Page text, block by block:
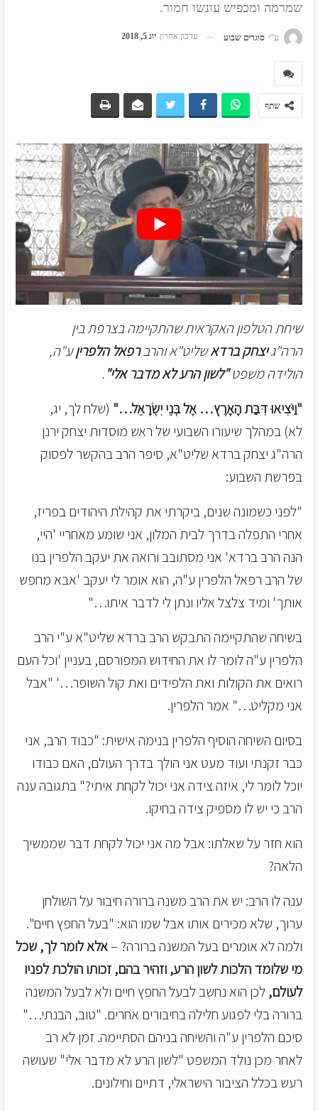
שמרמה ומכפיש עונשו חמור.
ע"י סוגרים שבוע עדכון אחרון יונ 5, 2018
שתף
שיחת הטלפון האקראית שהתקיימה בצרפת בין
הרה"גיצחק ברדאשליט"א והרברפאל הלפריןע"ה,
הולידה משפט"לשון הרע לא מדבר אלי".
"וַיֹּצִיאוּ דִּבַּת הָאָרֶץ… אֶל בְּנֵי יִשְׂרָאֵל…" (שלח לך, יג,
לא) במהלך שיעורו השבועי של ראש מוסדות יצחק ירנן
הרה"ג יצחק ברדא שליט"א, סיפר הרב בהקשר לפסוק
בפרשת השבוע:
"לפני כשמונה שנים, ביקרתי את קהילת היהודים בפריז,
אחרי התפלה בדרך לבית המלון, אני שומע מאחריי 'היי,
הנה הרב ברדא' אני מסתובב ורואה את יעקב הלפרין בנו
של הרב רפאל הלפרין ע"ה, הוא אומר לי יעקב 'אבא מחפש
אותך' ומיד צלצל אליו ונתן לי לדבר איתו…"
בשיחה שהתקיימה התבקש הרב ברדא שליט"א ע"י הרב
הלפרין ע"ה לומר לו את החידוש המפורסם, בעניין 'וכל העם
רואים את הקולות ואת הלפידים ואת קול השופר…' "אבל
אני מקליט…" אמר הלפרין.
בסיום השיחה הוסיף הלפרין בנימה אישית: "כבוד הרב, אני
כבר זקנתי ועוד מעט אני הולך בדרך העולם, האם כבודו
יוכל לומר לי, איזה צידה אני יכול לקחת איתי?" בתגובה ענה
הרב כי יש לו מספיק צידה בחיקו.
הוא חזר על שאלתו: אבל מה אני יכול לקחת דבר שממשיך
הלאה?
ענה לו הרב: יש את הרב משנה ברורה חיבור על השולחן
ערוך, שלא מכירים אותו אבל שמו הוא: "בעל החפץ חיים".
ולמה לא אומרים בעל המשנה ברורה? –אלא לומר לך, שכל
מי שלומד הלכות לשון הרע, וזהיר בהם, זכותו הולכת לפניו
לעולם, לכן הוא נחשב לבעל החפץ חיים ולא לבעל המשנה
ברורה בלי לפגוע חלילה בחיבורים אחרים. "טוב, הבנתי…"
סיכם הלפרין ע"ה והשיחה בניהם הסתיימה. זמן לא רב
לאחר מכן נולד המשפט "לשון הרע לא מדבר אלי" שעושה
רעש בכלל הציבור הישראלי, דתיים וחילונים.